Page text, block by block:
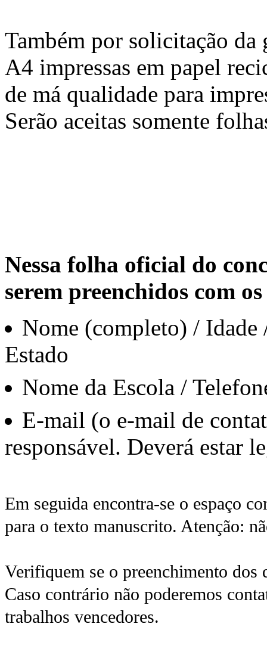
Também por solicitação da
A4 impressas em papel
de má qualidade para
Serão aceitas somente
Nessa folha oficial do
serem preenchidos com
Nome (completo​) / Idade
Estado
Nome da Escola /
E-mail (o e-mail de
responsável​. Deverá estar
Em seguida encontra-se o espaço
para o texto manuscrito. Atenção:
Verifiquem se o preenchimento dos
Caso contrário não poderemos
trabalhos vencedores.